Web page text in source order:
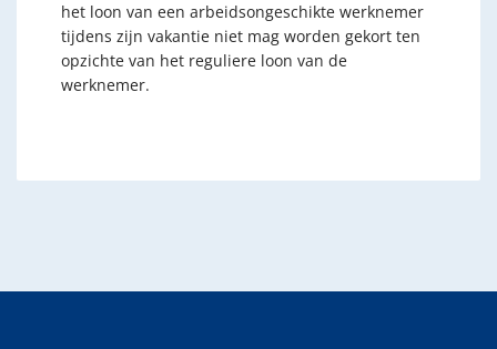
het loon van een arbeidsongeschikte werknemer
tijdens zijn vakantie niet mag worden gekort ten
opzichte van het reguliere loon van de
werknemer.